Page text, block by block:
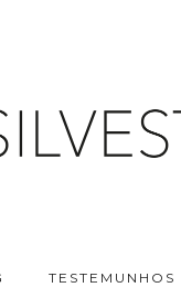
TESTEMUNHOS